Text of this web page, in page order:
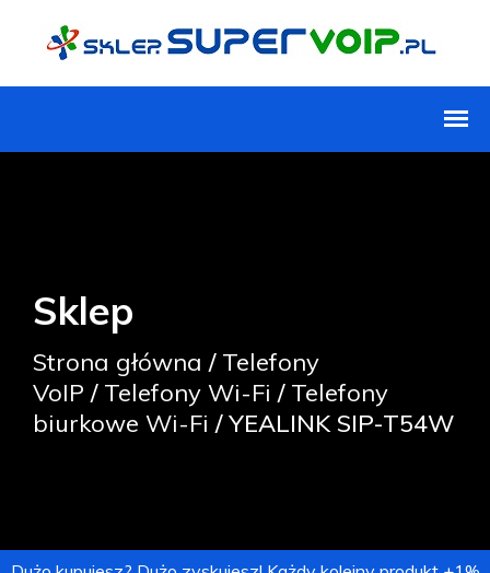
Sklep
Strona główna / Telefony
VoIP / Telefony Wi-Fi / Telefony
biurkowe Wi-Fi / YEALINK SIP-T54W